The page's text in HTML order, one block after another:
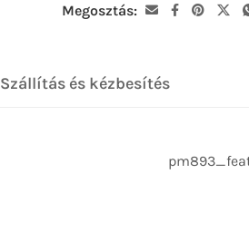
Megosztás:
Szállítás és kézbesítés